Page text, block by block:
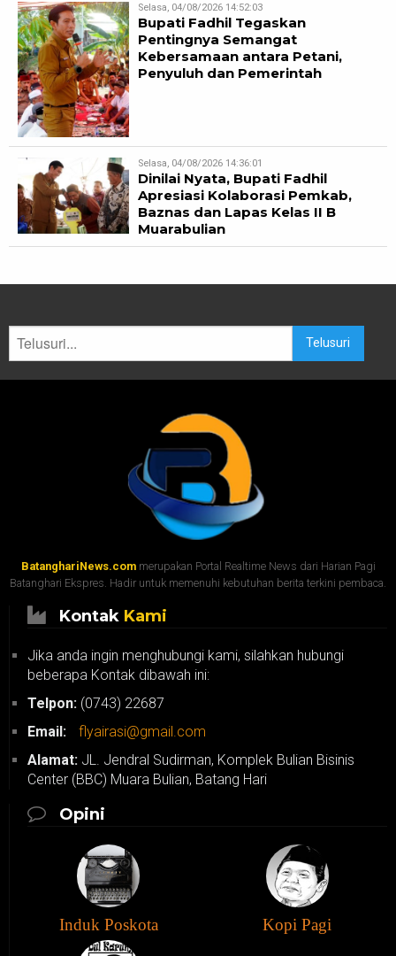
Selasa, 04/08/2026 14:52:03
Bupati Fadhil Tegaskan
Pentingnya Semangat
Kebersamaan antara Petani,
Penyuluh dan Pemerintah
Selasa, 04/08/2026 14:36:01
Dinilai Nyata, Bupati Fadhil
Apresiasi Kolaborasi Pemkab,
Baznas dan Lapas Kelas II B
Muarabulian
Telusuri
BatanghariNews.commerupakan Portal Realtime News dari Harian Pagi
Batanghari Ekspres. Hadir untuk memenuhi kebutuhan berita terkini pembaca.
Kontak Kami
Jika anda ingin menghubungi kami, silahkan hubungi
beberapa Kontak dibawah ini:
Telpon: (0743) 22687
Email:
flyairasi@gmail.com
Alamat: JL. Jendral Sudirman, Komplek Bulian Bisinis
Center (BBC) Muara Bulian, Batang Hari
Opini
Induk Poskota Kopi Pagi